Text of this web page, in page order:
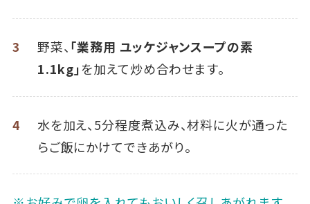
3 野菜、 「業務用 ユッケジャンスープの素
1.1kg」を加えて炒め合わせます。
4
水を加え、5分程度煮込み、材料に火が通った
らご飯にかけてできあがり。